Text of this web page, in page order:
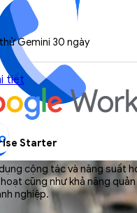
Gemini 30 ngày
tiết
Starter
cộng tác và năng suất
cũng như khả năng
nghiệp.